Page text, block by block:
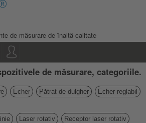
de măsurare de înaltă calitate
de măsurare, categoriile.
Echer Pătrat de dulgher
Echer reglabil
Laser rotativ
Receptor laser rotativ